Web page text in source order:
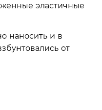
эластичные
наносить и в
от